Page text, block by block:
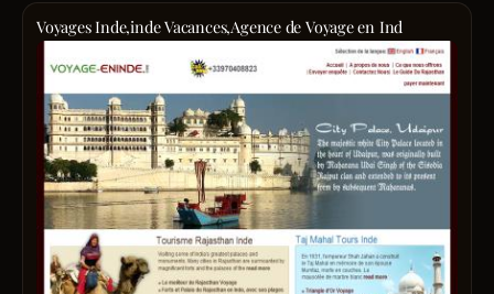
Voyages Inde,inde Vacances,Agence de Voyage en Ind